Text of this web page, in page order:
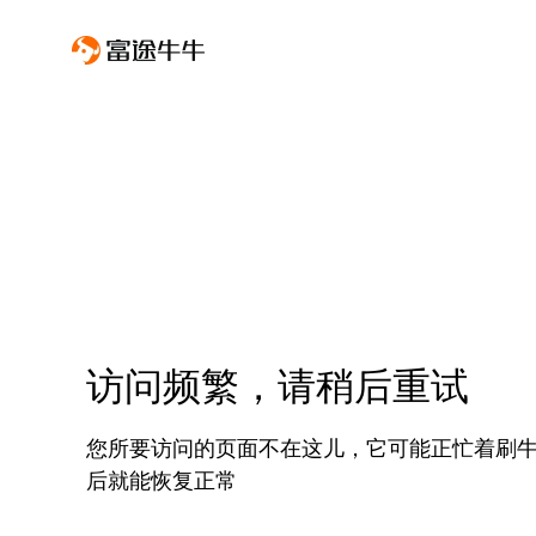
访问频繁，请稍后重试
您所要访问的页面不在这儿，它可能正忙着刷
后就能恢复正常